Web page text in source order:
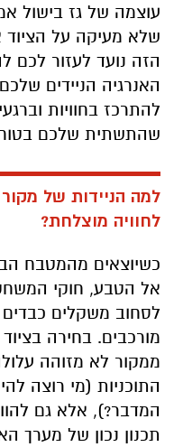
עוצמה של גז בישול
שלא מעיקה על
הזה נועד לעזור לכם
האנרגיה הניידים
להתרכז בחוויות
שהתשתית שלכם
למה הניידות של
לחוויה מוצלחת?
כשיוצאים מהמטבח
אל הטבע, חוקי
לסחוב משקלים
מורכבים. בחירה
ממקור לא מזוהה
התוכניות (מי רוצה
המדבר?), אלא גם
תכנון נכון של מערך